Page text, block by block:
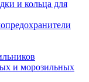
и кольца для
и морозильных